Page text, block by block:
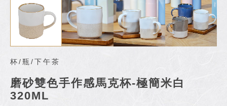
杯/瓶/下午茶
磨砂雙色手作感馬克杯-極簡米白
320ML